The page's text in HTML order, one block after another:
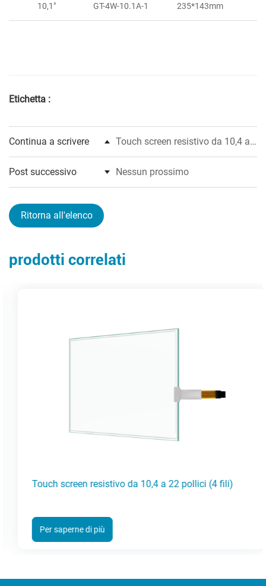
10,1" GT-4W-10.1A-1 235*143mm
Etichetta :
Continua a scrivere
Touch screen resistivo da 10,4 a
22 pollici (4 fili)
Post successivo
Nessun prossimo
Ritorna all'elenco
prodotti correlati
Touch screen resistivo da 10,4 a 22 pollici (4 fili)
Per saperne di più